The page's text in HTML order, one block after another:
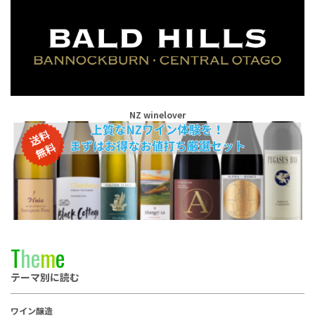
NZ winelover
Theme
テーマ別に読む
ワイン醸造